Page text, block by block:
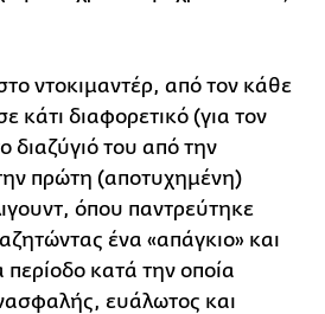
ντοκιμαντέρ, από τον κάθε
κάτι διαφορετικό (για τον
διαζύγιό του από την
πρώτη (αποτυχημένη)
όπου παντρεύτηκε
ένα «απάγκιο» και
περίοδο κατά την οποία
ευάλωτος και